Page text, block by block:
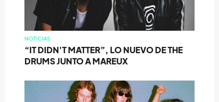
NOTICIAS
“IT DIDN'T MATTER”, LO NUEVO DE THE
DRUMS JUNTO A MAREUX